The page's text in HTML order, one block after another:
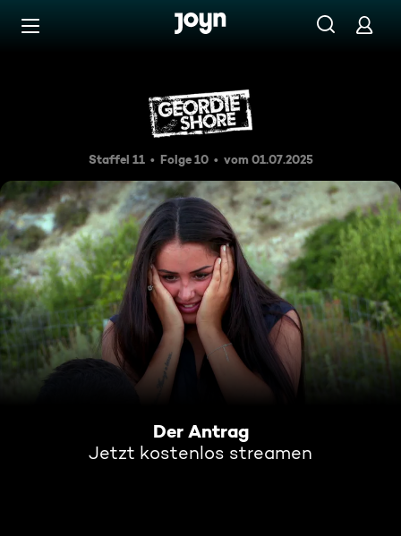
Zum Inhalt springen
Der Antrag
Staffel 11 Folge 10 vom 01.07.2025
Der Antrag
Jetzt kostenlos streamen